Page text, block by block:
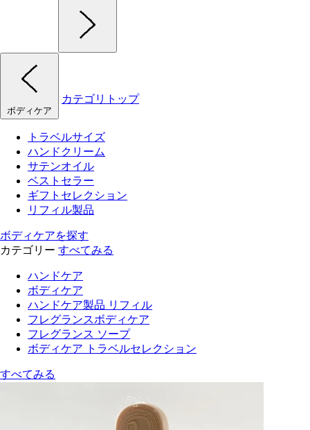
ボディケア
カテゴリトップ
トラベルサイズ
ハンドクリーム
サテンオイル
ベストセラー
ギフトセレクション
リフィル製品
ボディケアを探す
カテゴリー すべてみる
ハンドケア
ボディケア
ハンドケア製品 リフィル
フレグランスボディケア
フレグランス ソープ
ボディケア トラベルセレクション
すべてみる